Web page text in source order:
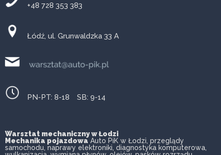
+48 728 353 383
Łódź, ul. Grunwaldzka 33 A
PN-PT: 8-18 SB: 9-14
Warsztat mechaniczny w Łodzi
Mechanika pojazdowa Auto PiK w Łodzi, przeglądy
samochodu, naprawy elektroniki, diagnostyka komputerowa,